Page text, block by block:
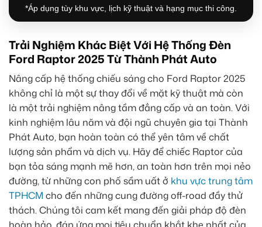
*Áp dụng tùy khu vực, lịch kỹ thuật và hạng mục thi công.
Trải Nghiệm Khác Biệt Với Hệ Thống Đèn
Ford Raptor 2025 Từ Thành Phát Auto
Nâng cấp hệ thống chiếu sáng cho Ford Raptor 2025
không chỉ là một sự thay đổi về mặt kỹ thuật mà còn
là một trải nghiệm nâng tầm đẳng cấp và an toàn. Với
kinh nghiệm lâu năm và đội ngũ chuyên gia tại Thành
Phát Auto, bạn hoàn toàn có thể yên tâm về chất
lượng sản phẩm và dịch vụ. Hãy để chiếc Raptor của
bạn tỏa sáng mạnh mẽ hơn, an toàn hơn trên mọi nẻo
đường, từ những con phố sầm uất ở khu vực trung tâm
TPHCM cho đến những cung đường off-road đầy thử
thách. Chúng tôi cam kết mang đến giải pháp độ đèn